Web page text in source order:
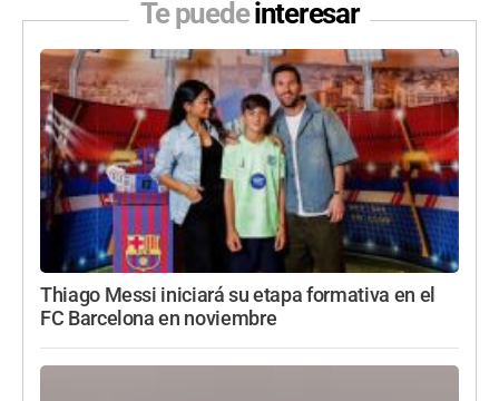
Te puedeinteresar
Thiago Messi iniciará su etapa formativa en el
FC Barcelona en noviembre